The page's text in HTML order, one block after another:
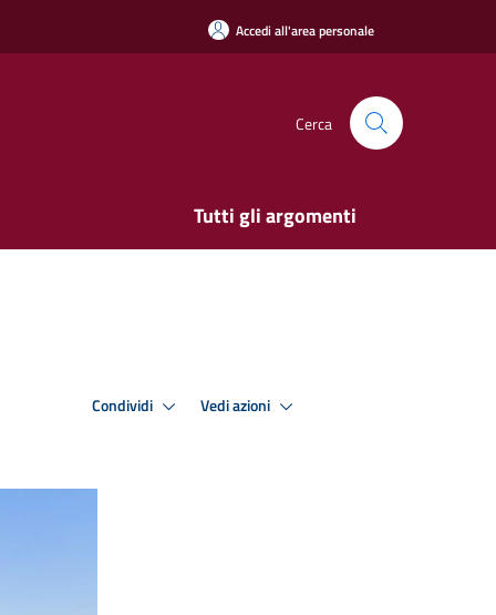
Accedi all'area personale
Cerca
Tutti gli argomenti
Condividi Vedi azioni